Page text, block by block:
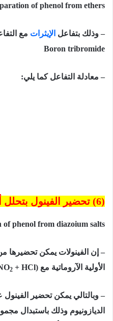
of phenol from ethers
– وذلك بتفاعل الإيثرات مع
Boron tribromide
– معادلة التفاعل كما يلي:
(6) تحضير الفينول بتحلل أملاح الديازونيوم
of phenol from diazoium salts
– إن الفينولات يمكن تحضيرها
الأولية الآروماتية مع (NaN
O2 + HCl) مكونة أملاح الديازونيوم.
– وبالتالي يمكن تحضير
الديازونيوم
باستبدال